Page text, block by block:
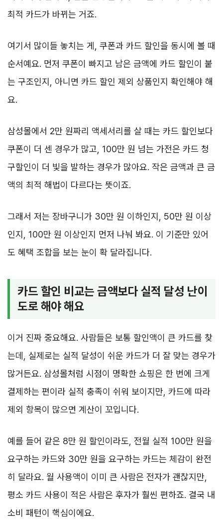
최적 카드가 바뀌는 거죠.
여기서 많이들 놓치는 게, 쿠폰과 카드 할인을 동시에 볼 때
순서예요. 먼저 쿠폰이 빠지고 남은 금액에 카드 할인이 붙
는 구조인지, 아니면 카드 할인 제외 상품인지 확인해야 해
요.
삼성몰에서 2만 원짜리 액세서리를 살 때는 카드 할인보다
쿠폰이 더 센 경우가 많고, 100만 원 넘는 가전은 카드 청
구할인이 더 빛을 발하는 경우가 많아요. 작은 금액과 큰 금
액의 최적 해법이 다르다는 뜻이죠.
그래서 저는 장바구니가 30만 원 이하인지, 50만 원 이상
인지, 100만 원 이상인지 먼저 나눠 봐요. 이 기준만 있어
도 혜택 조합을 보는 눈이 확 달라집니다.
카드 할인 비교는 금액보다 실적 달성 난이
도로 해야 해요
이거 진짜 중요해요. 사람들은 보통 할인액이 큰 카드를 찾
는데, 실제로는 실적 달성이 쉬운 카드가 더 잘 맞는 경우가
많거든요. 삼성몰처럼 시점이 명확한 쇼핑은 한 번에 크게
결제하는 편이라 실적 충족이 쉬워 보이지만, 카드에 따라
제외 항목이 많으면 계산이 꼬입니다.
예를 들어 같은 8만 원 할인이라도, 전월 실적 100만 원을
요구하는 카드와 30만 원을 요구하는 카드는 체감이 완전
히 달라요. 월 사용액이 이미 큰 사람은 전자가 괜찮지만,
평소 카드 사용이 적은 사람은 후자가 훨씬 편하죠. 결국 내
소비 패턴이 핵심이에요.